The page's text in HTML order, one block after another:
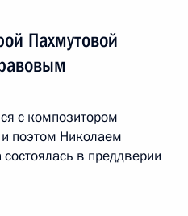
Пахмутовой
с композитором
поэтом Николаем
в преддверии